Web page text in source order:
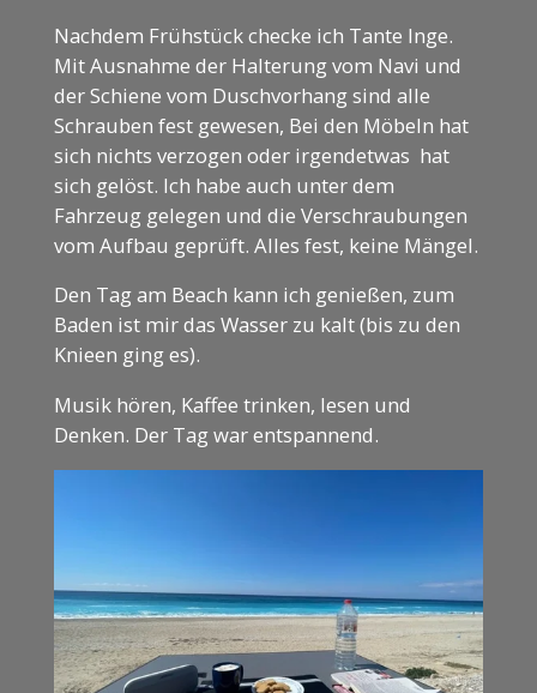
Nachdem Frühstück checke ich Tante Inge.
Mit Ausnahme der Halterung vom Navi und
der Schiene vom Duschvorhang sind alle
Schrauben fest gewesen, Bei den Möbeln hat
sich nichts verzogen oder irgendetwas hat
sich gelöst. Ich habe auch unter dem
Fahrzeug gelegen und die Verschraubungen
vom Aufbau geprüft. Alles fest, keine Mängel.
Den Tag am Beach kann ich genießen, zum
Baden ist mir das Wasser zu kalt (bis zu den
Knieen ging es).
Musik hören, Kaffee trinken, lesen und
Denken. Der Tag war entspannend.